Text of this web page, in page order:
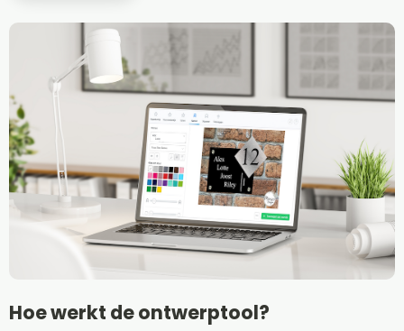
Hoe werkt de ontwerptool?